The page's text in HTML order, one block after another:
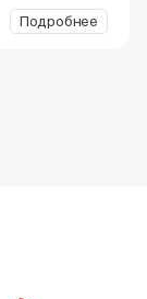
Подробнее